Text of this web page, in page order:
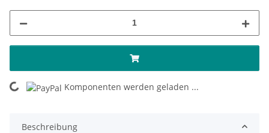
Loading... Komponenten werden geladen ...
Beschreibung